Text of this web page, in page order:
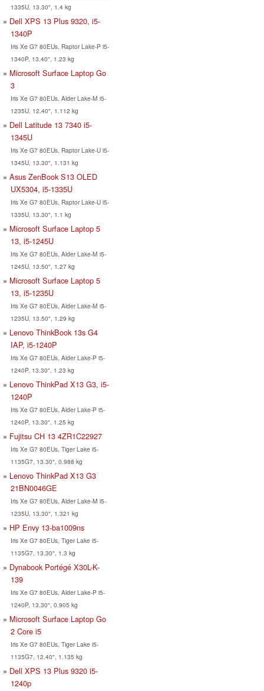
1335U, 13.30", 1.4 kg
Dell XPS 13 Plus 9320, i5-
1340P
Iris Xe G7 80EUs, Raptor Lake-P i5-
1340P, 13.40", 1.23 kg
Microsoft Surface Laptop Go
3
Iris Xe G7 80EUs, Alder Lake-M i5-
1235U, 12.40", 1.112 kg
Dell Latitude 13 7340 i5-
1345U
Iris Xe G7 80EUs, Raptor Lake-U i5-
1345U, 13.30", 1.131 kg
Asus ZenBook S13 OLED
UX5304, i5-1335U
Iris Xe G7 80EUs, Raptor Lake-U i5-
1335U, 13.30", 1.1 kg
Microsoft Surface Laptop 5
13, i5-1245U
Iris Xe G7 80EUs, Alder Lake-M i5-
1245U, 13.50", 1.27 kg
Microsoft Surface Laptop 5
13, i5-1235U
Iris Xe G7 80EUs, Alder Lake-M i5-
1235U, 13.50", 1.29 kg
Lenovo ThinkBook 13s G4
IAP, i5-1240P
Iris Xe G7 80EUs, Alder Lake-P i5-
1240P, 13.30", 1.23 kg
Lenovo ThinkPad X13 G3, i5-
1240P
Iris Xe G7 80EUs, Alder Lake-P i5-
1240P, 13.30", 1.25 kg
Fujitsu CH 13 4ZR1C22927
Iris Xe G7 80EUs, Tiger Lake i5-
1135G7, 13.30", 0.988 kg
Lenovo ThinkPad X13 G3
21BN0046GE
Iris Xe G7 80EUs, Alder Lake-M i5-
1235U, 13.30", 1.321 kg
HP Envy 13-ba1009ns
Iris Xe G7 80EUs, Tiger Lake i5-
1135G7, 13.30", 1.3 kg
Dynabook Portégé X30L-K-
139
Iris Xe G7 80EUs, Alder Lake-P i5-
1240P, 13.30", 0.905 kg
Microsoft Surface Laptop Go
2 Core i5
Iris Xe G7 80EUs, Tiger Lake i5-
1135G7, 12.40", 1.135 kg
Dell XPS 13 Plus 9320 i5-
1240p